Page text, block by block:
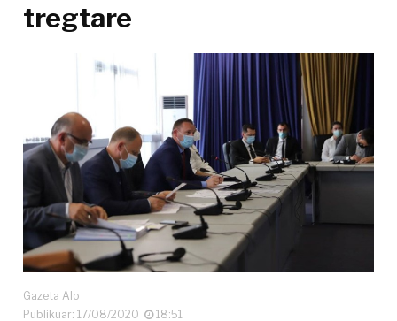
tregtare
Gazeta Alo
Publikuar: 17/08/2020
18:51